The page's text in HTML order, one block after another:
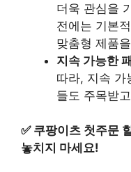
더욱 관심을
전에는 기본
맞춤형 제품
지속 가능한
따라, 지속 가
들도 주목받
✅ 쿠팡이츠 첫주문
놓치지 마세요!